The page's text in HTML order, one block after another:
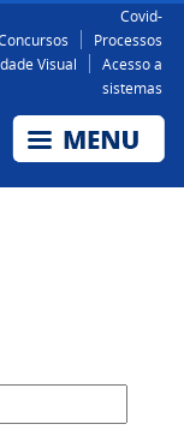
Covid-
Processos
Visual
Acesso a
sistemas